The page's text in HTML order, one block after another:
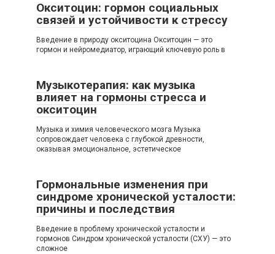
Окситоцин: гормон социальных
связей и устойчивости к стрессу
Введение в природу окситоцина Окситоцин — это
гормон и нейромедиатор, играющий ключевую роль в
Музыкотерапия: как музыка
влияет на гормоны стресса и
окситоцин
Музыка и химия человеческого мозга Музыка
сопровождает человека с глубокой древности,
оказывая эмоциональное, эстетическое
Гормональные изменения при
синдроме хронической усталости:
причины и последствия
Введение в проблему хронической усталости и
гормонов Синдром хронической усталости (СХУ) — это
сложное